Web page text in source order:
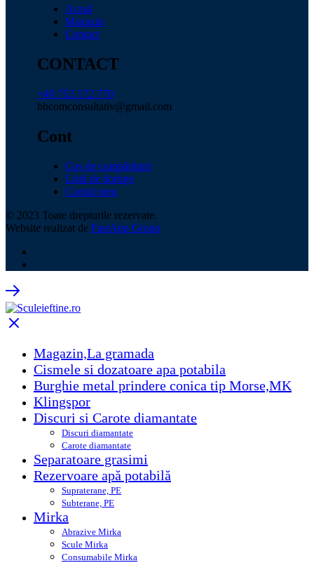
Acasă
Magazin
Contact
CONTACT
+40 752 172 770
bbcomconsultativ@gmail.com
Cont
Coș de cumpărături
Listă de dorințe
Contul meu
© 2023 Toate drepturile rezervate.
Website realizat de FastApp Group
Magazin,La gramada
Cismele si dozatoare apa potabila
Burghie metal prindere conica tip Morse,MK
Klingspor
Discuri si Carote diamantate
Discuri diamantate
Carote diamantate
Separatoare grasimi
Rezervoare apă potabilă
Supraterane, PE
Subterane, PE
Mirka
Abrazive Mirka
Scule Mirka
Consumabile Mirka